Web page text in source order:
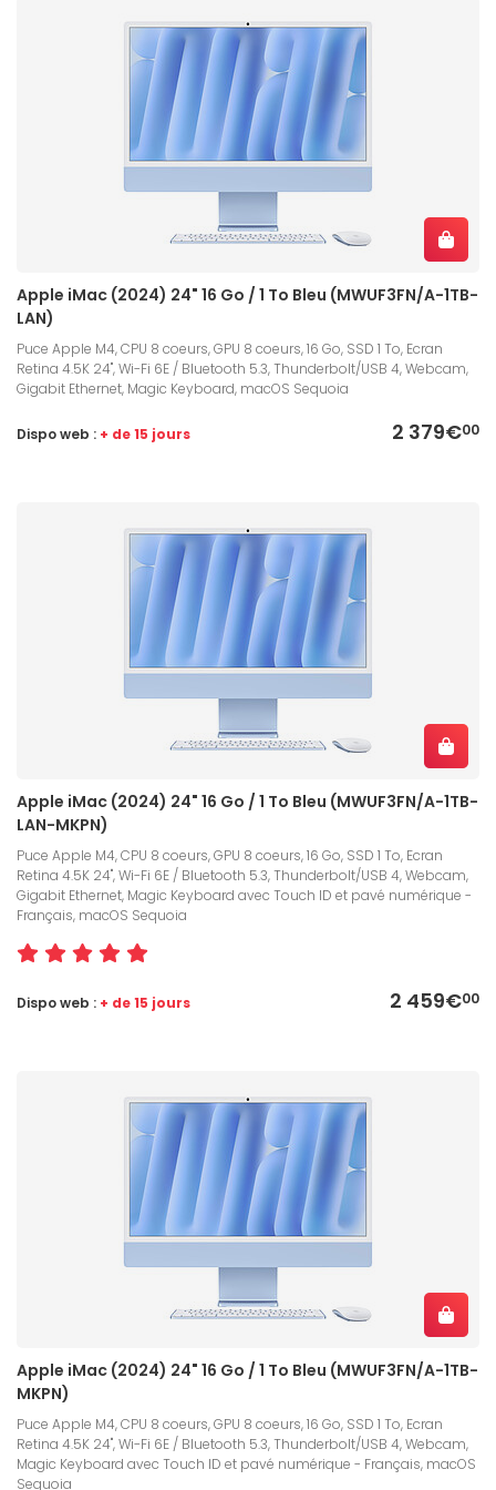
Apple iMac (2024) 24" 16 Go / 1 To Bleu (MWUF3FN/A-1TB-
LAN)
Puce Apple M4, CPU 8 coeurs, GPU 8 coeurs, 16 Go, SSD 1 To, Ecran
Retina 4.5K 24", Wi-Fi 6E / Bluetooth 5.3, Thunderbolt/USB 4, Webcam,
Gigabit Ethernet, Magic Keyboard, macOS Sequoia
2 379€00
Dispo web : + de 15 jours
Apple iMac (2024) 24" 16 Go / 1 To Bleu (MWUF3FN/A-1TB-
LAN-MKPN)
Puce Apple M4, CPU 8 coeurs, GPU 8 coeurs, 16 Go, SSD 1 To, Ecran
Retina 4.5K 24", Wi-Fi 6E / Bluetooth 5.3, Thunderbolt/USB 4, Webcam,
Gigabit Ethernet, Magic Keyboard avec Touch ID et pavé numérique -
Français, macOS Sequoia
2 459€00
Dispo web : + de 15 jours
Apple iMac (2024) 24" 16 Go / 1 To Bleu (MWUF3FN/A-1TB-
MKPN)
Puce Apple M4, CPU 8 coeurs, GPU 8 coeurs, 16 Go, SSD 1 To, Ecran
Retina 4.5K 24", Wi-Fi 6E / Bluetooth 5.3, Thunderbolt/USB 4, Webcam,
Magic Keyboard avec Touch ID et pavé numérique - Français, macOS
Sequoia